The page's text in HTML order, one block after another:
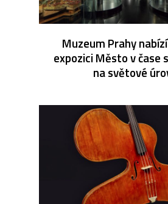
Muzeum Prahy
expozici Město v čase
na světové